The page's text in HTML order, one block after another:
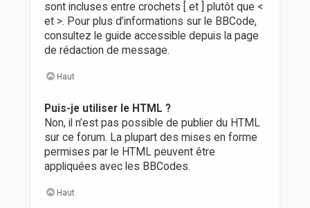
sont incluses entre crochets [ et ] plutôt que <
et >. Pour plus d’informations sur le BBCode,
consultez le guide accessible depuis la page
de rédaction de message.
Haut
Puis-je utiliser le HTML ?
Non, il n’est pas possible de publier du HTML
sur ce forum. La plupart des mises en forme
permises par le HTML peuvent être
appliquées avec les BBCodes.
Haut